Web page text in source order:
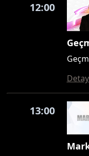
12:00
13:00